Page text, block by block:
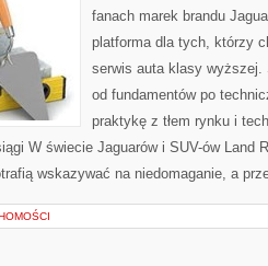
fanach marek brandu
platforma dla tych, którzy
serwis auta klasy wyższej.
od fundamentów po
praktykę z tłem rynku i
W świecie Jaguarów i SUV-ów Land
wskazywać na niedomaganie, a